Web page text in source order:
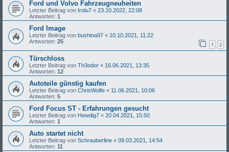
Ford und Volvo Fahrzeugneuheiten
Letzter Beitrag von Irolu7 « 23.10.2022, 22:08
Antworten: 1
Ford Image
Letzter Beitrag von bushina97 « 10.10.2021, 11:22
Antworten: 25 1 2
Türschloss
Letzter Beitrag von Th3odor « 16.06.2021, 13:35
Antworten: 12
Autoteile günstig kaufen
Letzter Beitrag von ChrisWolfe « 11.06.2021, 10:06
Antworten: 5
Ford Focus ST - Erfahrungen gesucht
Letzter Beitrag von Hewdig7 « 20.04.2021, 15:50
Antworten: 1
Auto startet nicht
Letzter Beitrag von Schrauberline « 09.03.2021, 14:54
Antworten: 11